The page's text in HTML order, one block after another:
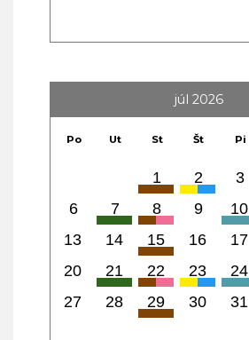
júl 2026
Po Ut St Št Pi
1 2 3
6
7 8 9 10
13
14 15 16 17
20
21 22 23 24
27
28 29 30 31